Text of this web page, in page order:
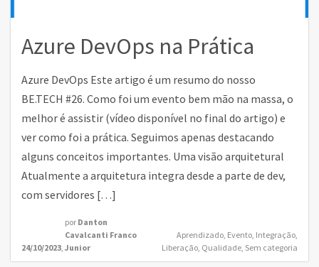
Azure DevOps na Prática
Azure DevOps Este artigo é um resumo do nosso
BE.TECH #26. Como foi um evento bem mão na massa, o
melhor é assistir (vídeo disponível no final do artigo) e
ver como foi a prática. Seguimos apenas destacando
alguns conceitos importantes. Uma visão arquitetural
Atualmente a arquitetura integra desde a parte de dev,
com servidores […]
24/10/2023,
por Danton
Cavalcanti Franco
Junior
Aprendizado, Evento, Integração,
Liberação, Qualidade, Sem categoria